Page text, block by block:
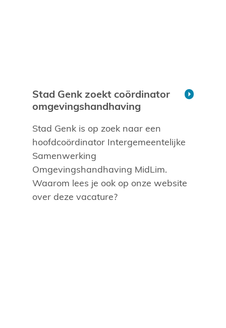
Stad Genk zoekt coördinator
omgevingshandhaving
Stad Genk is op zoek naar een
hoofdcoördinator Intergemeentelijke
Samenwerking
Omgevingshandhaving MidLim.
Waarom lees je ook op onze website
over deze vacature?